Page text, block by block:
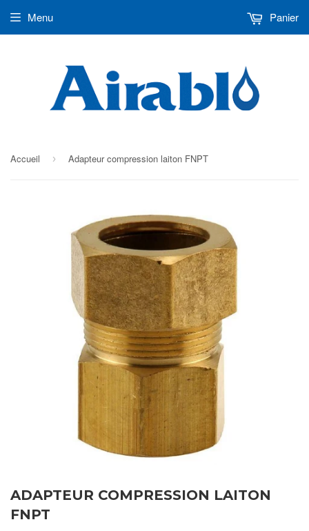
Menu Panier
Accueil › Adapteur compression laiton FNPT
ADAPTEUR COMPRESSION LAITON
FNPT